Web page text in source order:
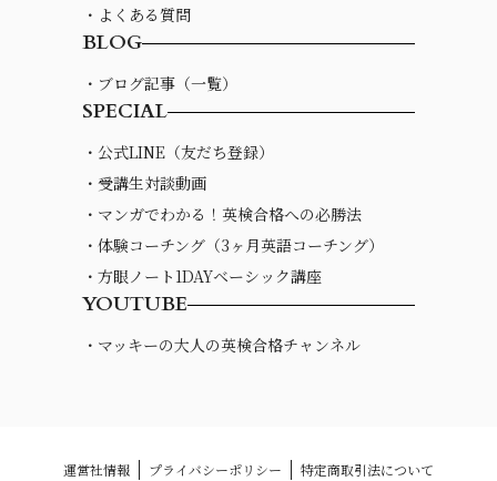
・よくある質問
BLOG
・ブログ記事（一覧）
SPECIAL
・公式LINE（友だち登録）
・受講生対談動画
・マンガでわかる！英検合格への必勝法
・体験コーチング（3ヶ月英語コーチング）
・方眼ノート1DAYベーシック講座
YOUTUBE
・マッキーの大人の英検合格チャンネル
運営社情報 プライバシーポリシー 特定商取引法について